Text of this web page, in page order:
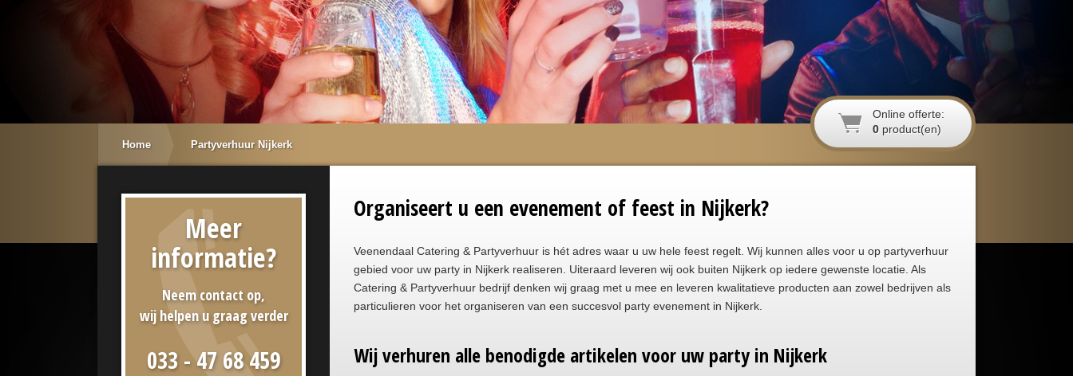
Online offerte:
0 product(en)
Home Partyverhuur Nijkerk
Meer
informatie?
Neem contact op,
wij helpen u graag verder
033 - 47 68 459
Organiseert u een evenement of feest in Nijkerk?
Veenendaal Catering & Partyverhuur is hét adres waar u uw hele feest regelt. Wij kunnen alles voor u op partyverhuur
gebied voor uw party in Nijkerk realiseren. Uiteraard leveren wij ook buiten Nijkerk op iedere gewenste locatie. Als
Catering & Partyverhuur bedrijf denken wij graag met u mee en leveren kwalitatieve producten aan zowel bedrijven als
particulieren voor het organiseren van een succesvol party evenement in Nijkerk.
Wij verhuren alle benodigde artikelen voor uw party in Nijkerk